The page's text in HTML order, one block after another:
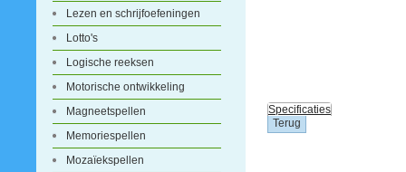
Lezen en schrijfoefeningen
Lotto's
Logische reeksen
Motorische ontwikkeling
Magneetspellen
Memoriespellen
Mozaïekspellen
Specificaties